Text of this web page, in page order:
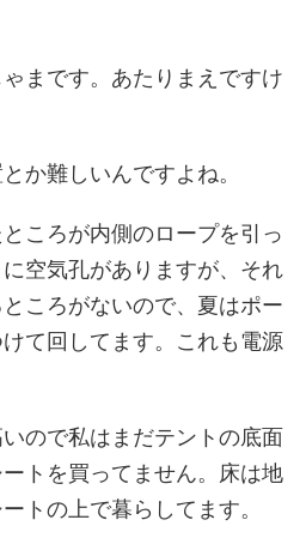
まです。あたりまえですけ
か難しいんですよね。
ころが内側のロープを引っ
空気孔がありますが、それ
ころがないので、夏はポー
て回してます。これも電源
ので私はまだテントの底面
トを買ってません。床は地
トの上で暮らしてます。